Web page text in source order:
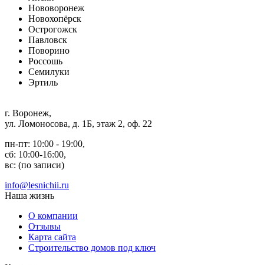
Нововоронеж
Новохопёрск
Острогожск
Павловск
Поворино
Россошь
Семилуки
Эртиль
г. Воронеж,
ул. Ломоносова, д. 1Б, этаж 2, оф. 22
пн-пт: 10:00 - 19:00,
сб: 10:00-16:00,
вс: (по записи)
info@lesnichii.ru
Наша жизнь
О компании
Отзывы
Карта сайта
Строительство домов под ключ